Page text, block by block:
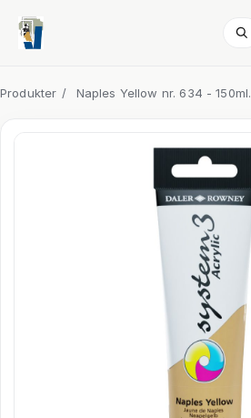
Produkter / Naples Yellow nr. 634 - 150ml.